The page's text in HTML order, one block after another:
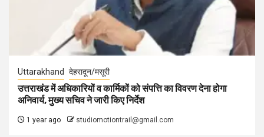
Uttarakhand देहरादून/मसूरी
उत्तराखंड में अधिकारियों व कार्मिकों को संपत्ति का विवरण देना होगा
अनिवार्य, मुख्य सचिव ने जारी किए निर्देश
1 year ago studiomotiontrail@gmail.com